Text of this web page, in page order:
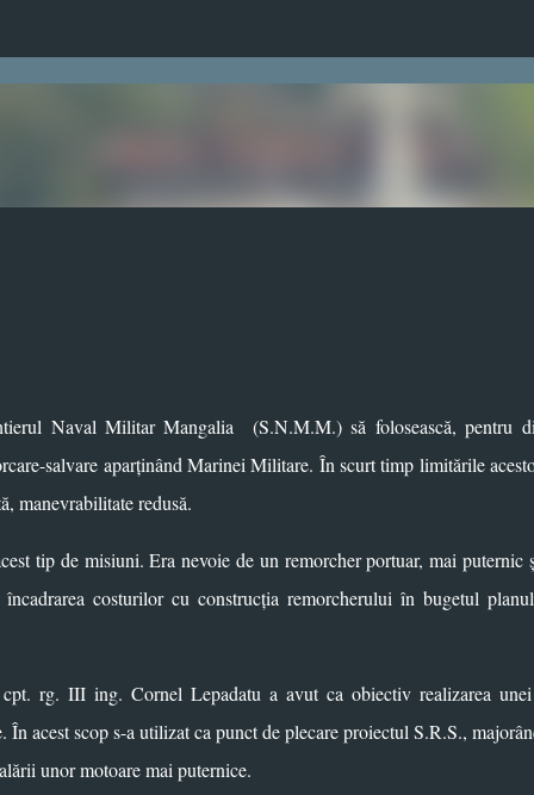
Naval MilitarMangalia (S.N.M.M.) să folosească, pentru
salvare aparținând Marinei Militare. În scurt timp limitările
manevrabilitate redusă.
tip de misiuni. Era nevoie de un remorcher portuar, mai puternic
costurilor cu construcția remorcherului în bugetul
rg. III ing. Cornel Lepadatu a avut ca obiectiv realizarea unei
acest scop s-a utilizat ca punct de plecare proiectul S.R.S.,
unor motoare mai puternice.